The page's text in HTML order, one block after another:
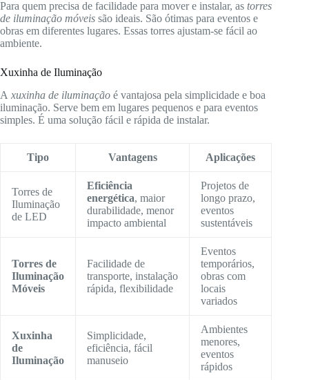
Para quem precisa de facilidade para mover e instalar, as torres
de iluminação móveis são ideais. São ótimas para eventos e
obras em diferentes lugares. Essas torres ajustam-se fácil ao
ambiente.
Xuxinha de Iluminação
A xuxinha de iluminação é vantajosa pela simplicidade e boa
iluminação. Serve bem em lugares pequenos e para eventos
simples. É uma solução fácil e rápida de instalar.
Tipo Vantagens Aplicações
Torres de
Iluminação
de LED
Eficiência
energética, maior
durabilidade, menor
impacto ambiental
Projetos de
longo prazo,
eventos
sustentáveis
Torres de
Iluminação
Móveis
Facilidade de
transporte, instalação
rápida, flexibilidade
Eventos
temporários,
obras com
locais
variados
Xuxinha
de
Iluminação
Simplicidade,
eficiência, fácil
manuseio
Ambientes
menores,
eventos
rápidos